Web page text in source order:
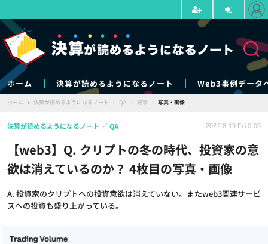
ホーム 決算が読めるようになるノート Web3事例データ
ホーム › 決算が読めるようになるノート › QA › 記事 › 写真・画像
【web3】Q. クリプトの冬の時代、投資家の意
欲は消えているのか？ 4枚目の写真・画像
A. 投資家のクリプトへの投資意欲は消えていない。またweb3関連サービ
スへの投資も盛り上がっている。
決算が読めるようになるノート QA 2022.8.19 Fri 0:00